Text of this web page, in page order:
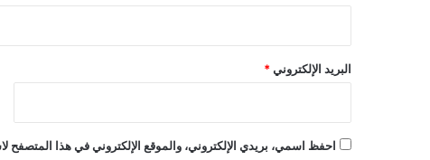
البريد الإلكتروني *
احفظ اسمي، بريدي الإلكتروني، والموقع الإلكتروني في هذا المتصفح